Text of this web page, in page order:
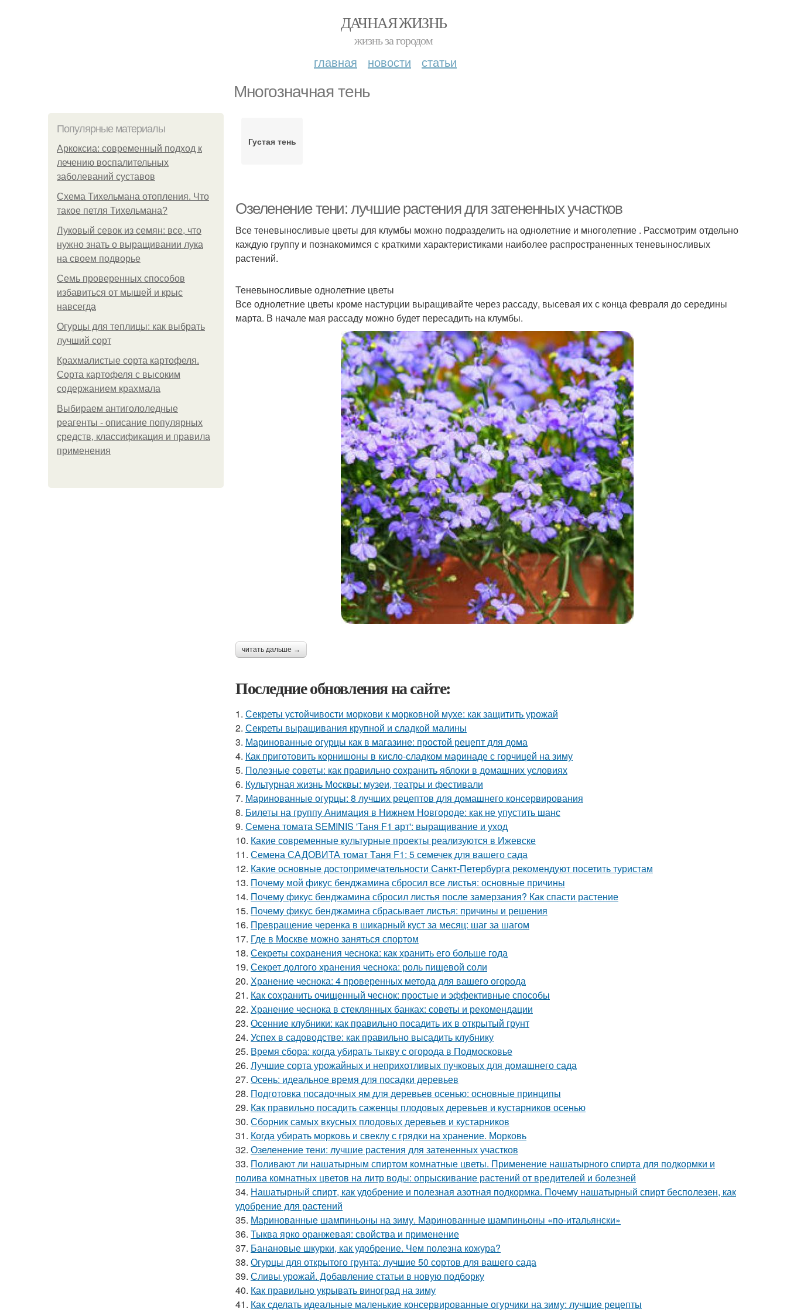
ДАЧНАЯ ЖИЗНЬ
жизнь за городом
главная новости статьи
Многозначная тень
Популярные материалы
Аркоксиа: современный подход к
лечению воспалительных
заболеваний суставов
Схема Тихельмана отопления. Что
такое петля Тихельмана?
Луковый севок из семян: все, что
нужно знать о выращивании лука
на своем подворье
Семь проверенных способов
избавиться от мышей и крыс
навсегда
Огурцы для теплицы: как выбрать
лучший сорт
Крахмалистые сорта картофеля.
Сорта картофеля с высоким
содержанием крахмала
Выбираем антигололедные
реагенты - описание популярных
средств, классификация и правила
применения
Густая тень
Озеленение тени: лучшие растения для затененных участков
Все теневыносливые цветы для клумбы можно подразделить на однолетние и многолетние . Рассмотрим отдельно
каждую группу и познакомимся с краткими характеристиками наиболее распространенных теневыносливых
растений.
Теневыносливые однолетние цветы
Все однолетние цветы кроме настурции выращивайте через рассаду, высевая их с конца февраля до середины
марта. В начале мая рассаду можно будет пересадить на клумбы.
читать дальше →
Последние обновления на сайте:
1. Секреты устойчивости моркови к морковной мухе: как защитить урожай
2. Секреты выращивания крупной и сладкой малины
3. Маринованные огурцы как в магазине: простой рецепт для дома
4. Как приготовить корнишоны в кисло-сладком маринаде с горчицей на зиму
5. Полезные советы: как правильно сохранить яблоки в домашних условиях
6. Культурная жизнь Москвы: музеи, театры и фестивали
7. Маринованные огурцы: 8 лучших рецептов для домашнего консервирования
8. Билеты на группу Анимация в Нижнем Новгороде: как не упустить шанс
9. Семена томата SEMINIS 'Таня F1 арт': выращивание и уход
10. Какие современные культурные проекты реализуются в Ижевске
11. Семена САДОВИТА томат Таня F1: 5 семечек для вашего сада
12. Какие основные достопримечательности Санкт-Петербурга рекомендуют посетить туристам
13. Почему мой фикус бенджамина сбросил все листья: основные причины
14. Почему фикус бенджамина сбросил листья после замерзания? Как спасти растение
15. Почему фикус бенджамина сбрасывает листья: причины и решения
16. Превращение черенка в шикарный куст за месяц: шаг за шагом
17. Где в Москве можно заняться спортом
18. Секреты сохранения чеснока: как хранить его больше года
19. Секрет долгого хранения чеснока: роль пищевой соли
20. Хранение чеснока: 4 проверенных метода для вашего огорода
21. Как сохранить очищенный чеснок: простые и эффективные способы
22. Хранение чеснока в стеклянных банках: советы и рекомендации
23. Осенние клубники: как правильно посадить их в открытый грунт
24. Успех в садоводстве: как правильно высадить клубнику
25. Время сбора: когда убирать тыкву с огорода в Подмосковье
26. Лучшие сорта урожайных и неприхотливых пучковых для домашнего сада
27. Осень: идеальное время для посадки деревьев
28. Подготовка посадочных ям для деревьев осенью: основные принципы
29. Как правильно посадить саженцы плодовых деревьев и кустарников осенью
30. Сборник самых вкусных плодовых деревьев и кустарников
31. Когда убирать морковь и свеклу с грядки на хранение. Морковь
32. Озеленение тени: лучшие растения для затененных участков
33. Поливают ли нашатырным спиртом комнатные цветы. Применение нашатырного спирта для подкормки и
полива комнатных цветов на литр воды: опрыскивание растений от вредителей и болезней
34. Нашатырный спирт, как удобрение и полезная азотная подкормка. Почему нашатырный спирт бесполезен, как
удобрение для растений
35. Маринованные шампиньоны на зиму. Маринованные шампиньоны «по-итальянски»
36. Тыква ярко оранжевая: свойства и применение
37. Банановые шкурки, как удобрение. Чем полезна кожура?
38. Огурцы для открытого грунта: лучшие 50 сортов для вашего сада
39. Сливы урожай. Добавление статьи в новую подборку
40. Как правильно укрывать виноград на зиму
41. Как сделать идеальные маленькие консервированные огурчики на зиму: лучшие рецепты